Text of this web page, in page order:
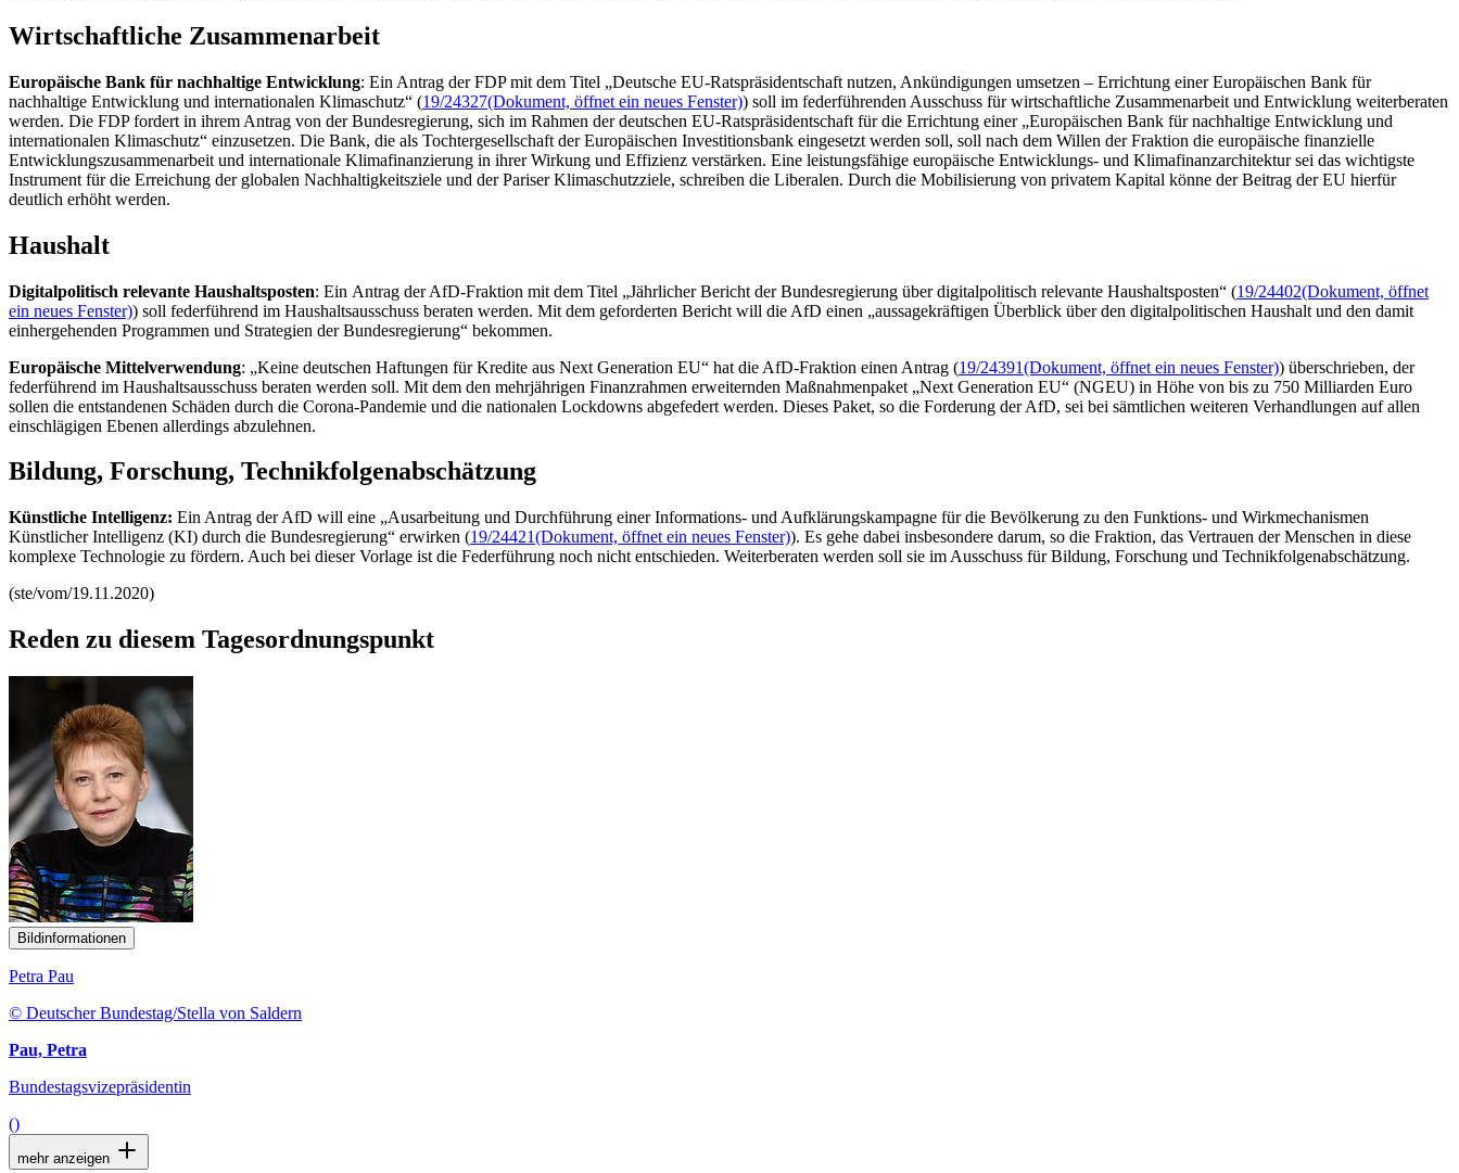
Wirtschaftliche Zusammenarbeit
Europäische Bank für nachhaltige Entwicklung: Ein Antrag der FDP mit dem Titel „Deutsche EU-Ratspräsidentschaft nutzen, Ankündigungen umsetzen – Errichtung einer Europäischen Bank für
nachhaltige Entwicklung und internationalen Klimaschutz“ (19/24327(Dokument, öffnet ein neues Fenster)) soll im federführenden Ausschuss für wirtschaftliche Zusammenarbeit und Entwicklung weiterberaten
werden. Die FDP fordert in ihrem Antrag von der Bundesregierung, sich im Rahmen der deutschen EU-Ratspräsidentschaft für die Errichtung einer „Europäischen Bank für nachhaltige Entwicklung und
internationalen Klimaschutz“ einzusetzen. Die Bank, die als Tochtergesellschaft der Europäischen Investitionsbank eingesetzt werden soll, soll nach dem Willen der Fraktion die europäische finanzielle
Entwicklungszusammenarbeit und internationale Klimafinanzierung in ihrer Wirkung und Effizienz verstärken. Eine leistungsfähige europäische Entwicklungs- und Klimafinanzarchitektur sei das wichtigste
Instrument für die Erreichung der globalen Nachhaltigkeitsziele und der Pariser Klimaschutzziele, schreiben die Liberalen. Durch die Mobilisierung von privatem Kapital könne der Beitrag der EU hierfür
deutlich erhöht werden.
Haushalt
Digitalpolitisch relevante Haushaltsposten: Ein Antrag der AfD-Fraktion mit dem Titel „Jährlicher Bericht der Bundesregierung über digitalpolitisch relevante Haushaltsposten“ (19/24402(Dokument, öffnet
ein neues Fenster)) soll federführend im Haushaltsausschuss beraten werden. Mit dem geforderten Bericht will die AfD einen „aussagekräftigen Überblick über den digitalpolitischen Haushalt und den damit
einhergehenden Programmen und Strategien der Bundesregierung“ bekommen.
Europäische Mittelverwendung: „Keine deutschen Haftungen für Kredite aus Next Generation EU“ hat die AfD-Fraktion einen Antrag (19/24391(Dokument, öffnet ein neues Fenster)) überschrieben, der
federführend im Haushaltsausschuss beraten werden soll. Mit dem den mehrjährigen Finanzrahmen erweiternden Maßnahmenpaket „Next Generation EU“ (NGEU) in Höhe von bis zu 750 Milliarden Euro
sollen die entstandenen Schäden durch die Corona-Pandemie und die nationalen Lockdowns abgefedert werden. Dieses Paket, so die Forderung der AfD, sei bei sämtlichen weiteren Verhandlungen auf allen
einschlägigen Ebenen allerdings abzulehnen.
Bildung, Forschung, Technikfolgenabschätzung
Künstliche Intelligenz: Ein Antrag der AfD will eine „Ausarbeitung und Durchführung einer Informations- und Aufklärungskampagne für die Bevölkerung zu den Funktions- und Wirkmechanismen
Künstlicher Intelligenz (KI) durch die Bundesregierung“ erwirken (19/24421(Dokument, öffnet ein neues Fenster)). Es gehe dabei insbesondere darum, so die Fraktion, das Vertrauen der Menschen in diese
komplexe Technologie zu fördern. Auch bei dieser Vorlage ist die Federführung noch nicht entschieden. Weiterberaten werden soll sie im Ausschuss für Bildung, Forschung und Technikfolgenabschätzung.
(ste/vom/19.11.2020)
Reden zu diesem Tagesordnungspunkt
Bildinformationen
Petra Pau
© Deutscher Bundestag/Stella von Saldern
Pau, Petra
Bundestagsvizepräsidentin
()
mehr anzeigen